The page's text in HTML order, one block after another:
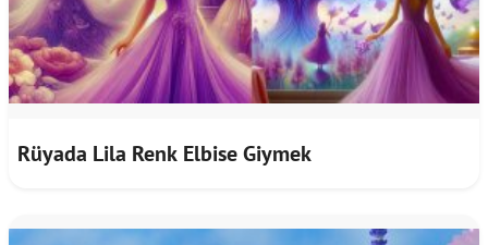
Rüyada Lila Renk Elbise Giymek